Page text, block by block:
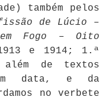
também pelos
de Lúcio –
Fogo – Oito
e 1914; 1.ª
de textos
data, e da
no verbete